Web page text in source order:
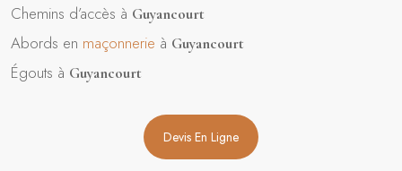
Chemins d’accès à Guyancourt
Abords en maçonnerie à Guyancourt
Égouts à Guyancourt
Devis En Ligne